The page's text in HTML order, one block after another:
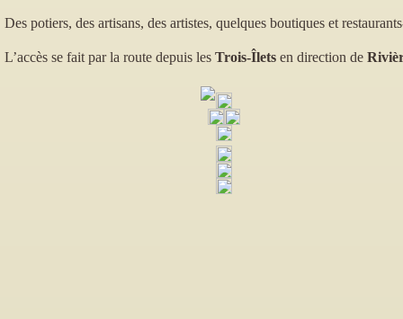
Des potiers, des artisans, des artistes, quelques boutiques et
L’accès se fait par la route depuis les Trois-Îletsen direction de